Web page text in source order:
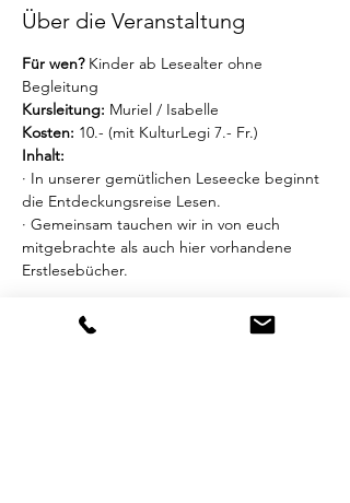
Über die Veranstaltung
Für wen? Kinder ab Lesealter ohne
Begleitung
Kursleitung: Muriel / Isabelle
Kosten: 10.- (mit KulturLegi 7.- Fr.)
Inhalt:
· In unserer gemütlichen Leseecke beginnt
die Entdeckungsreise Lesen.
· Gemeinsam tauchen wir in von euch
mitgebrachte als auch hier vorhandene
Erstlesebücher.